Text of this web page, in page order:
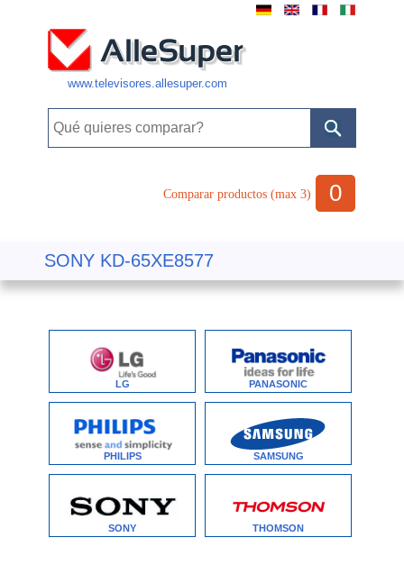
www.televisores.allesuper.com
Comparar productos (max 3) 0
SONY KD-65XE8577
LG PANASONIC
PHILIPS SAMSUNG
SONY THOMSON